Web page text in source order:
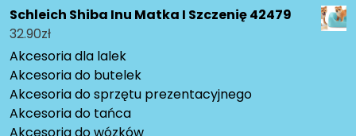
Schleich Shiba Inu Matka I Szczenię 42479
32.90zł
Akcesoria dla lalek
Akcesoria do butelek
Akcesoria do sprzętu prezentacyjnego
Akcesoria do tańca